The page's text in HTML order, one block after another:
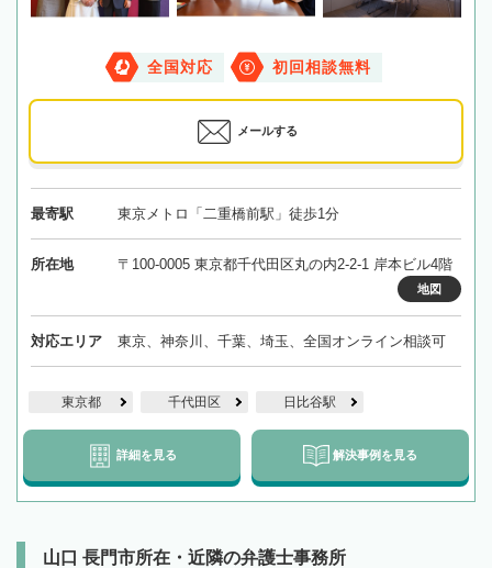
全国対応 初回相談無料
メールする
最寄駅 東京メトロ「二重橋前駅」徒歩1分
所在地 〒100-0005 東京都千代田区丸の内2-2-1 岸本ビル4階
地図
対応エリア 東京、神奈川、千葉、埼玉、全国オンライン相談可
東京都 千代田区 日比谷駅
詳細を見る 解決事例を見る
山口 長門市所在・近隣の弁護士事務所